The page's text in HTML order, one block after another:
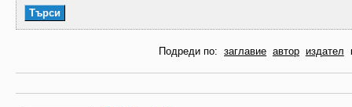
Подреди по: заглавие автор издател